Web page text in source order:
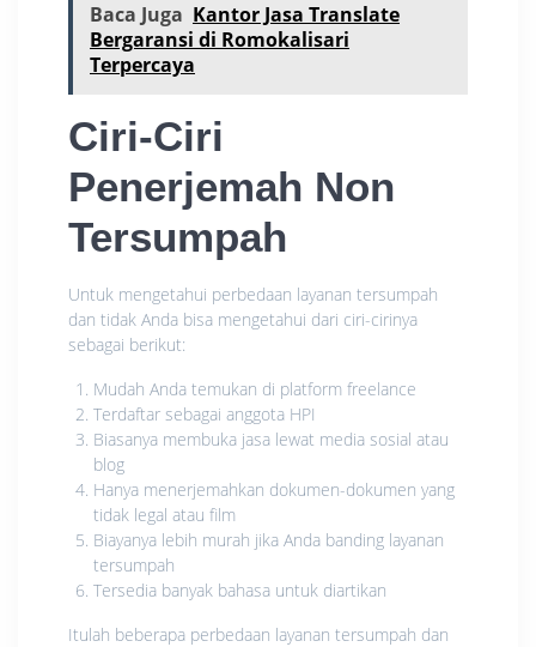
Baca Juga Kantor Jasa Translate
Bergaransi di Romokalisari
Terpercaya
Ciri-Ciri
Penerjemah Non
Tersumpah
Untuk mengetahui perbedaan layanan tersumpah
dan tidak Anda bisa mengetahui dari ciri-cirinya
sebagai berikut:
Mudah Anda temukan di platform freelance
Terdaftar sebagai anggota HPI
Biasanya membuka jasa lewat media sosial atau
blog
Hanya menerjemahkan dokumen-dokumen yang
tidak legal atau film
Biayanya lebih murah jika Anda banding layanan
tersumpah
Tersedia banyak bahasa untuk diartikan
Itulah beberapa perbedaan layanan tersumpah dan